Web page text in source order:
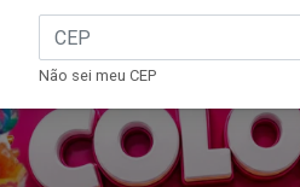
Não sei meu CEP